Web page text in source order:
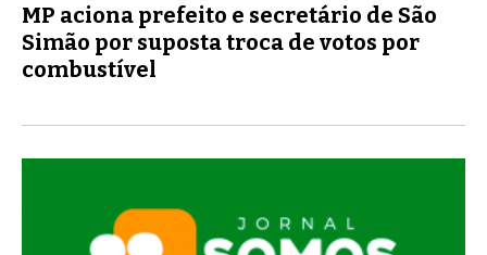
MP aciona prefeito e secretário de São
Simão por suposta troca de votos por
combustível